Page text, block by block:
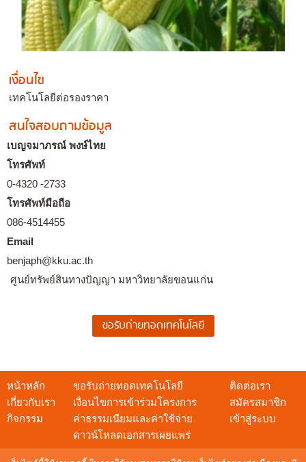
เงื่อนไข
เทคโนโลยีต่อรองราคา
สนใจสอบถามข้อมูล
เบญจมาภรณ์ พงษ์ไทย
โทรศัพท์
0-4320 -2733
โทรศัพท์มือถือ
086-4514455
Email
benjaph@kku.ac.th
ศูนย์ทรัพย์สินทางปัญญา มหาวิทยาลัยขอนแก่น
หน้าหลัก
เกี่ยวกับเรา
กิจกรรม
ขอรับถ่ายทอดเทคโนโลยี
เงื่อนไขการเข้าร่วมโครงการ
ค่าธรรมเนียมและค่าใช้จ่าย
ดาวน์โหลดเอกสารเผยแพร่
ติดต่อเรา
สมัครสมาชิก
เข้าสู่ระบบ